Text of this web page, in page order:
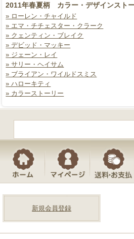
2011年春夏柄 カラー・デザインスト
» ローレン・チャイルド
» エマ・チチェスター・クラーク
» クェンティン・ブレイク
» デビッド・マッキー
» ジェーン・レイ
» サリー・ヘイサム
» ブライアン・ワイルドスミス
» ハローキティ
» カラーストーリー
新規会員登録